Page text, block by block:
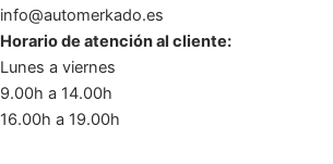
info@automerkado.es
Horario de atención al cliente:
Lunes a viernes
9.00h a 14.00h
16.00h a 19.00h